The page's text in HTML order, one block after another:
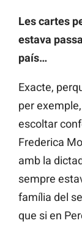
Les cartes
estava
país…
Exacte,
per
escoltar
Frederica
amb la
sempre
família del
que si en